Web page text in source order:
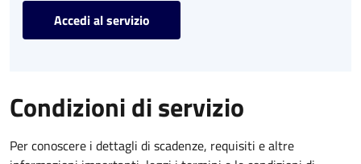
Accedi al servizio
Condizioni di servizio
Per conoscere i dettagli di scadenze, requisiti e altre